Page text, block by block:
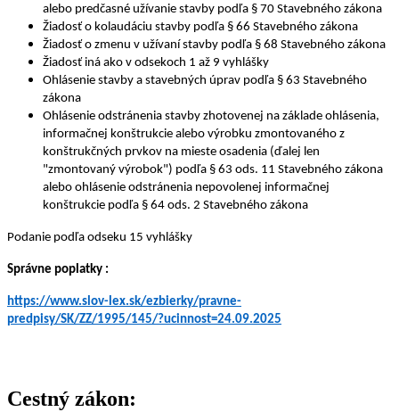
alebo predčasné užívanie stavby podľa § 70 Stavebného zákona
Žiadosť o kolaudáciu stavby podľa § 66 Stavebného zákona
Žiadosť o zmenu v užívaní stavby podľa § 68 Stavebného zákona
Žiadosť iná ako v odsekoch 1 až 9 vyhlášky
Ohlásenie stavby a stavebných úprav podľa § 63 Stavebného
zákona
Ohlásenie odstránenia stavby zhotovenej na základe ohlásenia,
informačnej konštrukcie alebo výrobku zmontovaného z
konštrukčných prvkov na mieste osadenia (ďalej len
"zmontovaný výrobok") podľa § 63 ods. 11 Stavebného zákona
alebo ohlásenie odstránenia nepovolenej informačnej
konštrukcie podľa § 64 ods. 2 Stavebného zákona
Podanie podľa odseku 15 vyhlášky
Správne poplatky :
https://www.slov-lex.sk/ezbierky/pravne-
predpisy/SK/ZZ/1995/145/?ucinnost=24.09.2025
Cestný zákon: